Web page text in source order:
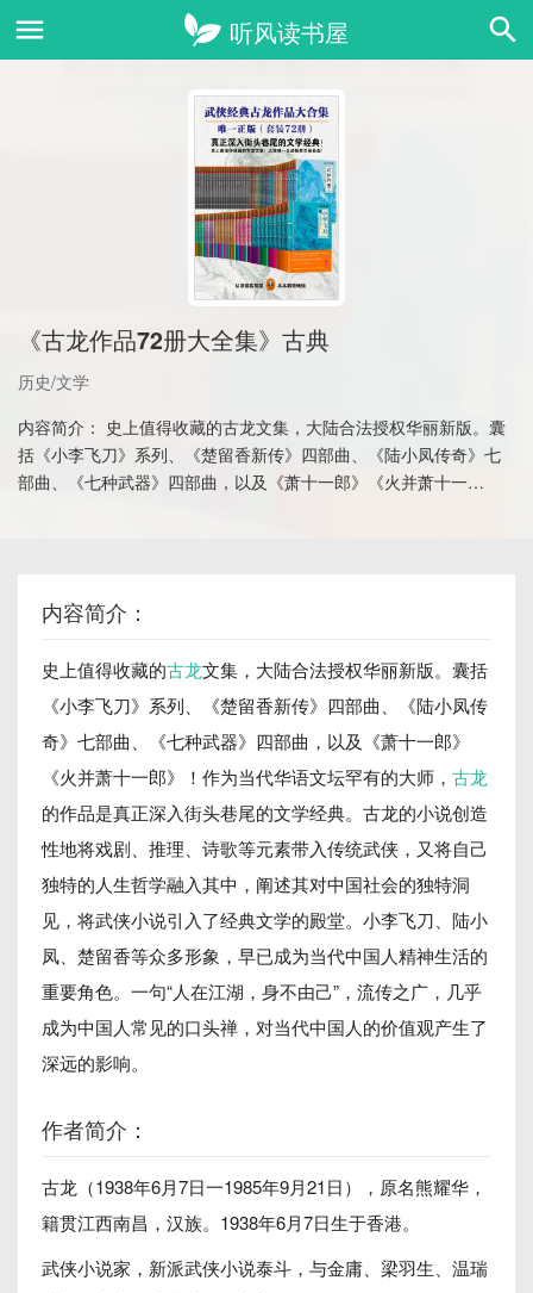
《古龙作品72册大全集》古典
历史/文学
内容简介： 史上值得收藏的古龙文集，大陆合法授权华丽新版。囊
括《小李飞刀》系列、《楚留香新传》四部曲、《陆小凤传奇》七
部曲、《七种武器》四部曲，以及《萧十一郎》《火并萧十一
内容简介：
史上值得收藏的古龙文集，大陆合法授权华丽新版。囊括
《小李飞刀》系列、《楚留香新传》四部曲、《陆小凤传
奇》七部曲、《七种武器》四部曲，以及《萧十一郎》
《火并萧十一郎》！作为当代华语文坛罕有的大师， 古龙
的作品是真正深入街头巷尾的文学经典。古龙的小说创造
性地将戏剧、推理、诗歌等元素带入传统武侠，又将自己
独特的人生哲学融入其中，阐述其对中国社会的独特洞
见，将武侠小说引入了经典文学的殿堂。小李飞刀、陆小
凤、楚留香等众多形象，早已成为当代中国人精神生活的
重要角色。一句“人在江湖，身不由己”，流传之广，几乎
成为中国人常见的口头禅，对当代中国人的价值观产生了
深远的影响。
作者简介：
古龙（1938年6月7日一1985年9月21日），原名熊耀华，
籍贯江西南昌，汉族。1938年6月7日生于香港。
武侠小说家，新派武侠小说泰斗，与金庸、梁羽生、温瑞